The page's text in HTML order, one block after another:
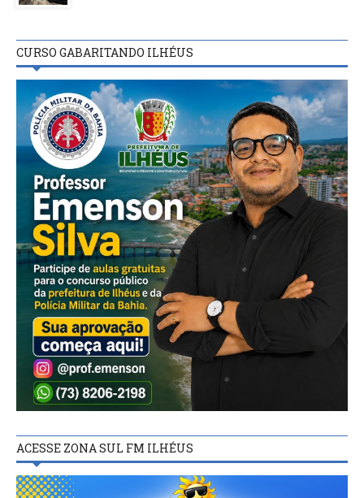
CURSO GABARITANDO ILHÉUS
ACESSE ZONA SUL FM ILHÉUS